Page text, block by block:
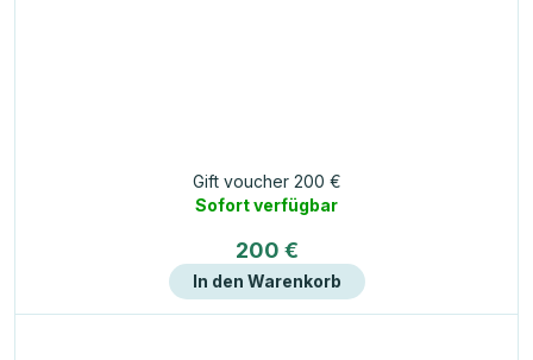
Gift voucher 200 €
Sofort verfügbar
200 €
In den Warenkorb